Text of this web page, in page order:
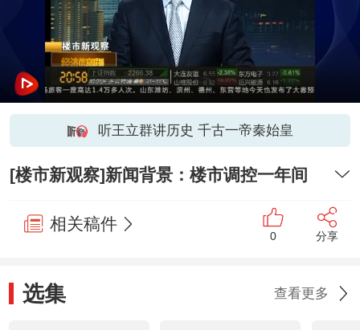
听王立群讲历史 千古一帝秦始皇
[楼市新观察]新闻背景：楼市调控一年间
相关稿件
0 分享
选集 查看更多